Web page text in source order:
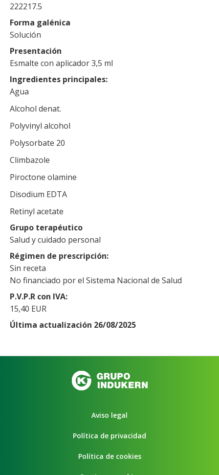
222217.5
Forma galénica
Solución
Presentación
Esmalte con aplicador 3,5 ml
Ingredientes principales
Agua
Alcohol denat.
Polyvinyl alcohol
Polysorbate 20
Climbazole
Piroctone olamine
Disodium EDTA
Retinyl acetate
Grupo terapéutico
Salud y cuidado personal
Régimen de prescripción
Sin receta
No financiado por el Sistema Nacional de Salud
P.V.P.R con IVA
15,40 EUR
Última actualización 26/08/2025
Aviso legal
Política de privacidad
Política de cookies